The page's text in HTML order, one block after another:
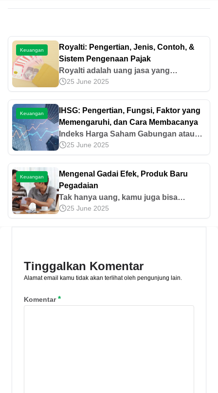
Keuangan
Royalti: Pengertian, Jenis, Contoh, &
Sistem Pengenaan Pajak
Royalti adalah uang jasa yang
dibayarkan ke pemilik hak paten atas
sebuah karya. Ketahui informasi
tentang jenis, contoh, dan pengenaan
pajaknya di sini!
25 June 2025
Keuangan
IHSG: Pengertian, Fungsi, Faktor yang
Memengaruhi, dan Cara Membacanya
Indeks Harga Saham Gabungan atau
IHSG adalah indikator keseluruhan
harga saham di Bursa Efek Indonesia
(BEI). Simak informasinya di sini!
25 June 2025
Keuangan
Mengenal Gadai Efek, Produk Baru
Pegadaian
Tak hanya uang, kamu juga bisa
menabung emas di Pegadaian.
Sebenarnya, apa saja keuntungan
25 June 2025
Tinggalkan Komentar
Alamat email kamu tidak akan terlihat oleh pengunjung lain.
Komentar*